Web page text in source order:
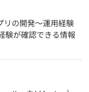
リの開発〜運用経験
験が確認できる情報